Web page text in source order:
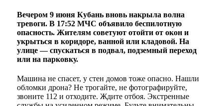
Вечером 9 июня Кубань вновь накрыла волна
тревоги. В 17:52 МЧС объявило беспилотную
опасность. Жителям советуют отойти от окон и
укрыться в коридоре, ванной или кладовой. На
улице — спускаться в подвал, подземный переход
или на парковку.
Машина не спасет, у стен домов тоже опасно. Нашли
обломки дрона? Не трогайте, не фотографируйте,
звоните 112 и отходите. Ждите отбоя. Экстренные